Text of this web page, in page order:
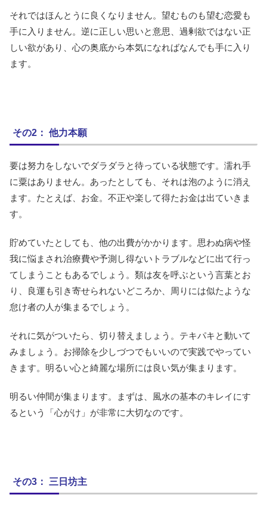
それではほんとうに良くなりません。望むものも望む恋愛も
手に入りません。逆に正しい思いと意思、過剰欲ではない正
しい欲があり、心の奥底から本気になればなんでも手に入り
ます。
その2： 他力本願
要は努力をしないでダラダラと待っている状態です。濡れ手
に粟はありません。あったとしても、それは泡のように消え
ます。たとえば、お金。不正や楽して得たお金は出ていきま
す。
貯めていたとしても、他の出費がかかります。思わぬ病や怪
我に悩まされ治療費や予測し得ないトラブルなどに出て行っ
てしまうこともあるでしょう。類は友を呼ぶという言葉とお
り、良運も引き寄せられないどころか、周りには似たような
怠け者の人が集まるでしょう。
それに気がついたら、切り替えましょう。テキパキと動いて
みましょう。お掃除を少しづつでもいいので実践でやってい
きます。明るい心と綺麗な場所には良い気が集まります。
明るい仲間が集まります。まずは、風水の基本のキレイにす
るという「心がけ」が非常に大切なのです。
その3： 三日坊主